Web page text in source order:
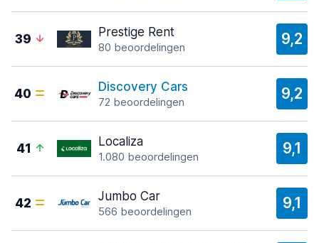
39 Prestige Rent
80 beoordelingen 9,2
40 Discovery Cars
72 beoordelingen 9,2
41 Localiza
1.080 beoordelingen 9,1
42 Jumbo Car
566 beoordelingen 9,1